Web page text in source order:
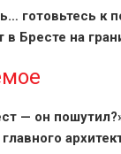
готовьтесь к
в Бресте на
— он